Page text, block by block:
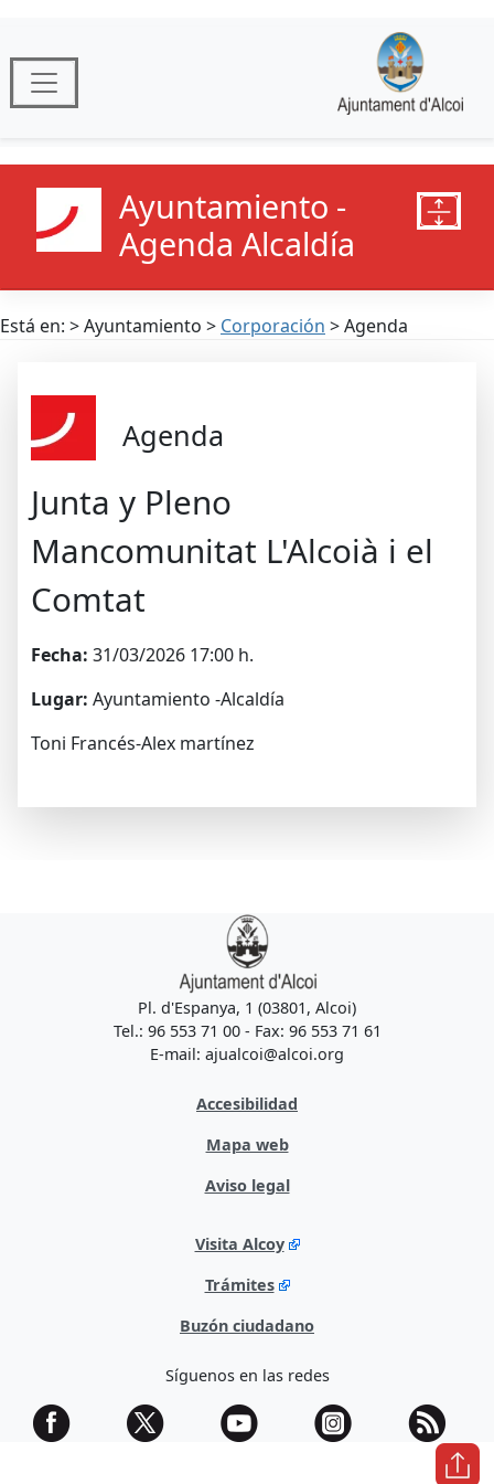
Ayuntamiento -
Agenda Alcaldía
Está en: > Ayuntamiento > Corporación > Agenda
Agenda
Junta y Pleno
Mancomunitat L'Alcoià i el
Comtat
Fecha: 31/03/2026 17:00 h.
Lugar: Ayuntamiento -Alcaldía
Toni Francés-Alex martínez
Pl. d'Espanya, 1 (03801, Alcoi)
Tel.: 96 553 71 00 - Fax: 96 553 71 61
E-mail: ajualcoi@alcoi.org
Accesibilidad
Mapa web
Aviso legal
Visita Alcoy
Trámites
Buzón ciudadano
Síguenos en las redes